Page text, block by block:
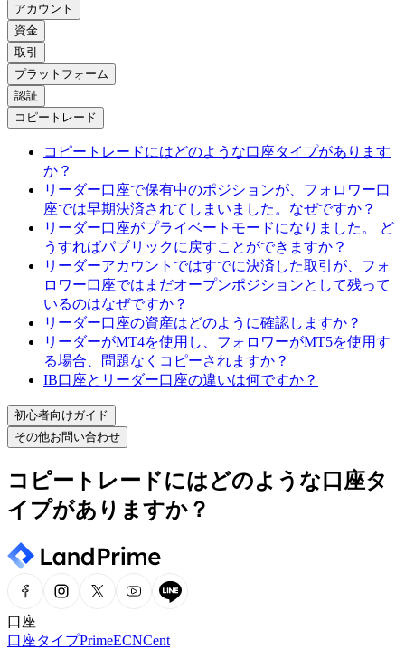
アカウント
資金
取引
プラットフォーム
認証
コピートレード
コピートレードにはどのような口座タイプがあります
か？
リーダー口座で保有中のポジションが、フォロワー口
座では早期決済されてしまいました。なぜですか？
リーダー口座がプライベートモードになりました。 ど
うすればパブリックに戻すことができますか？
リーダーアカウントではすでに決済した取引が、フォ
ロワー口座ではまだオープンポジションとして残って
いるのはなぜですか？
リーダー口座の資産はどのように確認しますか？
リーダーがMT4を使用し、フォロワーがMT5を使用す
る場合、問題なくコピーされますか？
IB口座とリーダー口座の違いは何ですか？
初心者向けガイド
その他お問い合わせ
コピートレードにはどのような口座タ
イプがありますか？
口座
口座タイプPrimeECNCent